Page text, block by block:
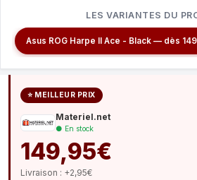
LES VARIANTES DU
Asus ROG Harpe II Ace - Black — dès
⭐ MEILLEUR PRIX
Materiel.net
● En stock
149,95€
Livraison : +2,95€